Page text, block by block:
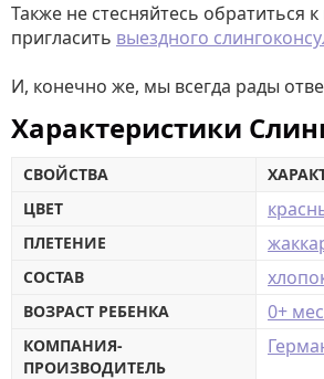
Также не стесняйтесь обратиться
пригласить выездного
И, конечно же, мы всегда рады
Характеристики
СВОЙСТВА
ЦВЕТ
ПЛЕТЕНИЕ
СОСТАВ
ВОЗРАСТ РЕБЕНКА 0+
КОМПАНИЯ-
ПРОИЗВОДИТЕЛЬ